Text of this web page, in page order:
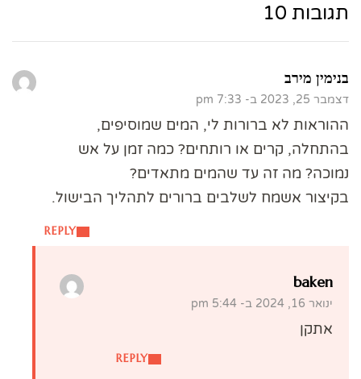
תגובות 10
בנימין מירב
דצמבר 25, 2023 ב- 7:33 pm
REPLY
ההוראות לא ברורות לי, המים שמוסיפים,
בהתחלה, קרים או רותחים? כמה זמן על אש
נמוכה? מה זה עד שהמים מתאדים?
בקיצור אשמח לשלבים ברורים לתהליך הבישול.
baken
ינואר 16, 2024 ב- 5:44 pm
REPLY
אתקן